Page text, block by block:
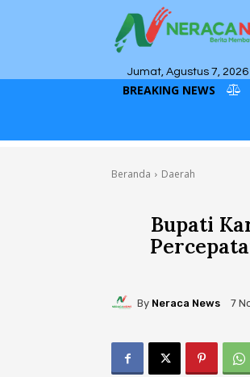
Jumat, Agustus 7, 2026
BREAKING NEWS
Beranda Daerah
Bupati
By Neraca News 7